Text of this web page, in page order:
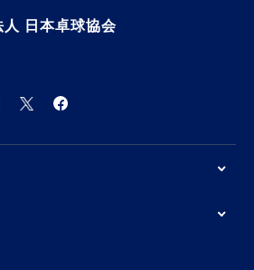
人 日本卓球協会